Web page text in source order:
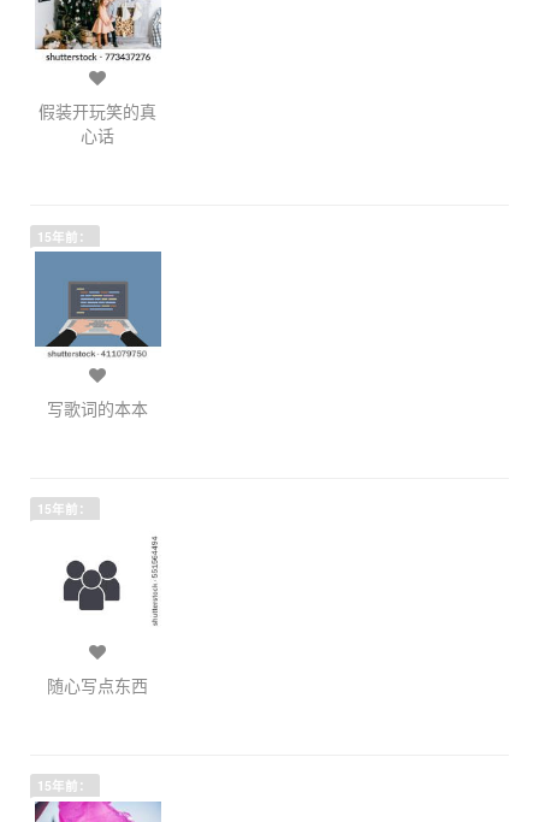
假装开玩笑的真
心话
15年前：
写歌词的本本
15年前：
随心写点东西
15年前：